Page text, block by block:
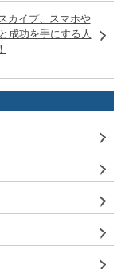
カイプ、スマホや
成功を手にする人